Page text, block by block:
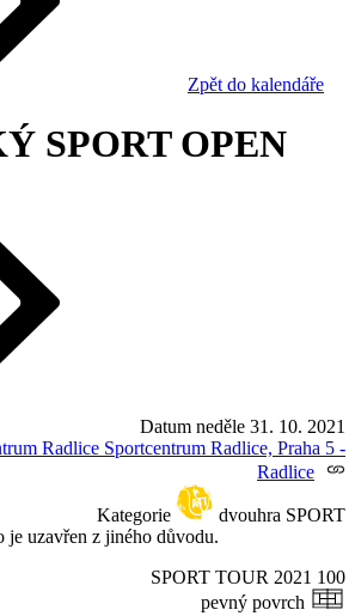
Zpět do kalendáře
SPORT OPEN
Datum neděle 31. 10. 2021
Sportcentrum Radlice, Praha 5 -
Radlice
Kategorie
dvouhra SPORT
je uzavřen z jiného důvodu.
SPORT TOUR 2021 100
pevný povrch